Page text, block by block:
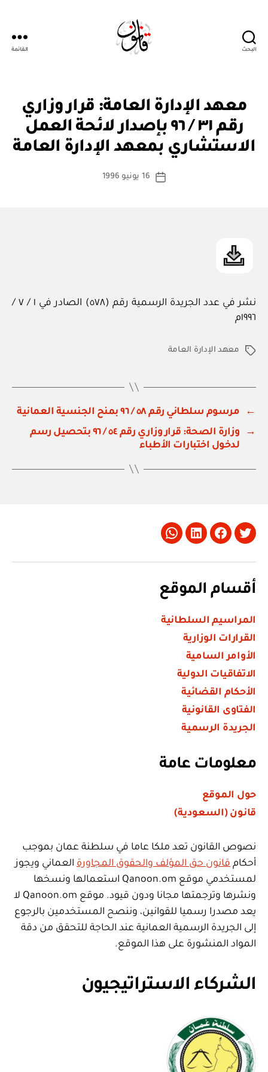
البحث القائمة
التصنيفات
زا
ر
معهد الإدارة العامة: قرار وزاري
رقم ٣١ / ٩٦ بإصدار لائحة العمل
الاستشاري بمعهد الإدارة العامة
كاتب
بو
ا
س
ة
تاريخ
16 يونيو 1996
نشر في عدد الجريدة الرسمية رقم (٥٧٨) الصادر في ١ / ٧ /
١٩٩٦م
الوسوممعهد الإدارة العامة
←
مرسوم سلطاني رقم ٥٨ / ٩٦ بمنح الجنسية العمانية
→
وزارة الصحة: قرار وزاري رقم ٥٤ / ٩٦ بتحصيل رسم
لدخول اختبارات الأطباء
Twitter
Facebook
LinkedIn
Whatsapp
أقسام الموقع
المراسيم السلطانية
القرارات الوزارية
الأوامر السامية
الاتفاقيات الدولية
الأحكام القضائية
الفتاوى القانونية
الجريدة الرسمية
معلومات عامة
حول الموقع
قانون (السعودية)
نصوص القانون تعد ملكا عاما في سلطنة عمان بموجب
أحكام قانون حق المؤلف والحقوق المجاورة العماني ويجوز
لمستخدمي موقع Qanoon.om استعمالها ونسخها
ونشرها وترجمتها مجانا ودون قيود. موقع Qanoon.om لا
يعد مصدرا رسميا للقوانين، وننصح المستخدمين بالرجوع
إلى الجريدة الرسمية العمانية عند الحاجة للتحقق من دقة
المواد المنشورة على هذا الموقع.
الشركاء الاستراتيجيون